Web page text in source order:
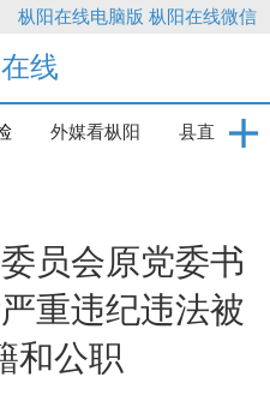
枞阳在线电脑版 枞阳在线微信
线
外媒看枞阳 县直
员会原党委书
重违纪违法被
和公职